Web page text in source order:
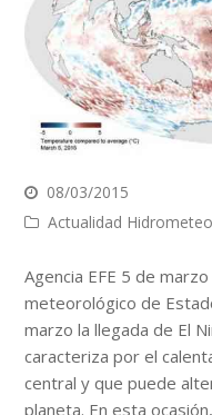
08/03/2015
Actualidad
Agencia EFE 5 de
meteorológico de
marzo la llegada de El
caracteriza por el
central y que puede
planeta. En esta